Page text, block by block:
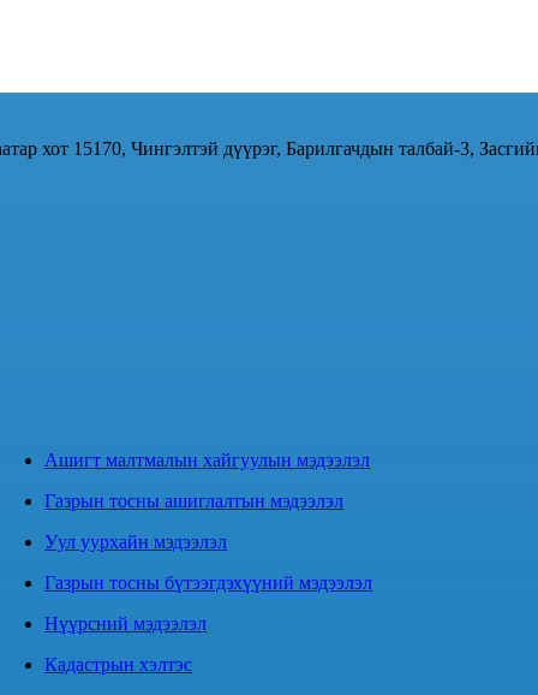
хот 15170, Чингэлтэй дүүрэг, Барилгачдын талбай-3,
Ашигт малтмалын хайгуулын мэдээлэл
Газрын тосны ашиглалтын мэдээлэл
Уул уурхайн мэдээлэл
Газрын тосны бүтээгдэхүүний мэдээлэл
Нүүрсний мэдээлэл
Кадастрын хэлтэс